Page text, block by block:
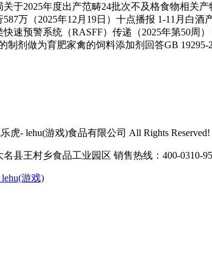
2025年度出产范畴24批次不及格食物相关产
万（2025年12月19日）十点播报 1-11月白
速预警系统（RASFF）传递（2025年第50周
制剂做为育肥家禽的饲料添加剂回答GB 19295-
虎- lehu(游戏)食品有限公司 All Rights Reserved!
县王村乡食品工业园区 销售热线：400-0310-
游戏)